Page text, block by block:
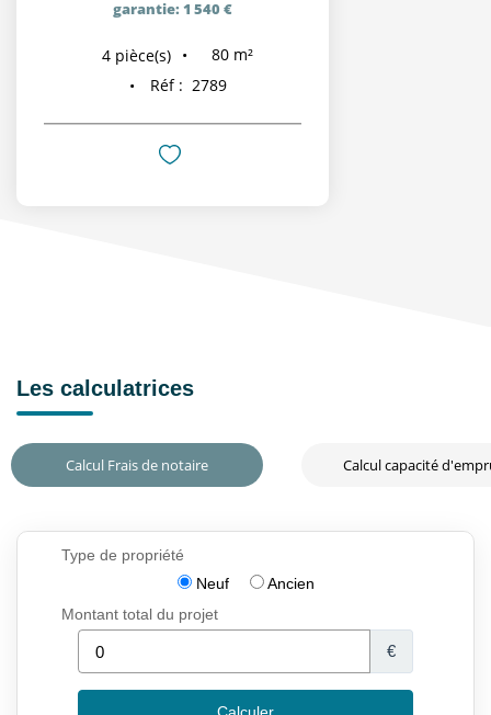
garantie: 1 540 €
4 pièce(s) 80 m²
Réf : 2789
Les calculatrices
Calcul Frais de notaire Calcul capacité